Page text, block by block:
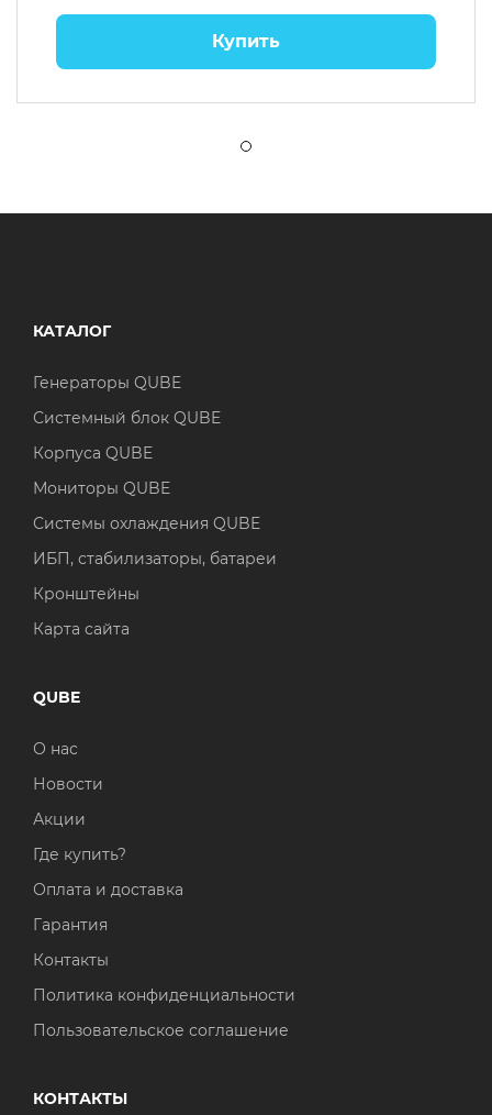
Купить
КАТАЛОГ
Генераторы QUBE
Системный блок QUBE
Корпуса QUBE
Мониторы QUBE
Системы охлаждения QUBE
ИБП, стабилизаторы, батареи
Кронштейны
Карта сайта
QUBE
О нас
Новости
Акции
Где купить?
Оплата и доставка
Гарантия
Контакты
Политика конфиденциальности
Пользовательское соглашение
КОНТАКТЫ